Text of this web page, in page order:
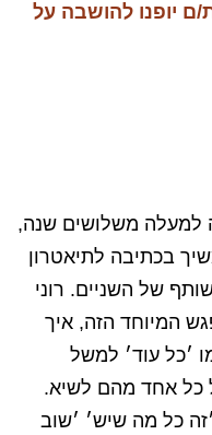
ם יופנו להושבה על
למעלה משלושים שנה,
בכתיבה לתיאטרון
של השניים. רוני
המיוחד הזה, איך
׳כל עוד׳ למשל
כל אחד מהם לשיא.
כל מה שיש׳ ׳שוב